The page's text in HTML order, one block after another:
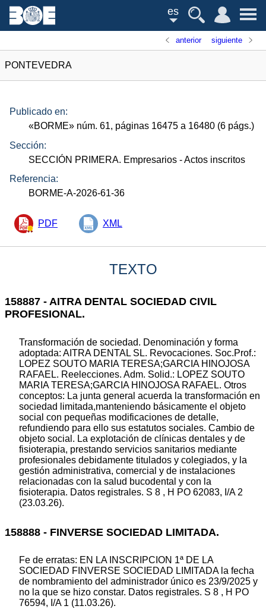
es
anterior siguiente
PONTEVEDRA
Publicado en:
«BORME» núm. 61, páginas 16475 a 16480 (6 págs.)
Sección:
SECCIÓN PRIMERA. Empresarios - Actos inscritos
Referencia:
BORME-A-2026-61-36
PDF XML
TEXTO
158887 - AITRA DENTAL SOCIEDAD CIVIL
PROFESIONAL.
Transformación de sociedad. Denominación y forma
adoptada: AITRA DENTAL SL. Revocaciones. Soc.Prof.:
LOPEZ SOUTO MARIA TERESA;GARCIA HINOJOSA
RAFAEL. Reelecciones. Adm. Solid.: LOPEZ SOUTO
MARIA TERESA;GARCIA HINOJOSA RAFAEL. Otros
conceptos: La junta general acuerda la transformación en
sociedad limitada,manteniendo básicamente el objeto
social con pequeñas modificaciones de detalle,
refundiendo para ello sus estatutos sociales. Cambio de
objeto social. La explotación de clínicas dentales y de
fisioterapia, prestando servicios sanitarios mediante
profesionales debidamente titulados y colegiados, y la
gestión administrativa, comercial y de instalaciones
relacionadas con la salud bucodental y con la
fisioterapia. Datos registrales. S 8 , H PO 62083, I/A 2
(23.03.26).
158888 - FINVERSE SOCIEDAD LIMITADA.
Fe de erratas: EN LA INSCRIPCION 1ª DE LA
SOCIEDAD FINVERSE SOCIEDAD LIMITADA la fecha
de nombramiento del administrador único es 23/9/2025 y
no la que se hizo constar. Datos registrales. S 8 , H PO
76594, I/A 1 (11.03.26).